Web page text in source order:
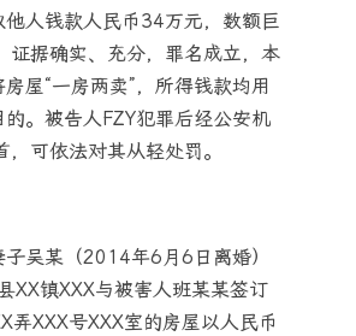
人钱款人民币34万元，数额巨
证据确实、充分，罪名成立，本
屋“一房两卖”，所得钱款均用
。被告人FZY犯罪后经公安机
可依法对其从轻处罚。
吴某（2014年6月6日离婚）
XX镇XXX与被害人班某某签订
弄XXX号XXX室的房屋以人民币